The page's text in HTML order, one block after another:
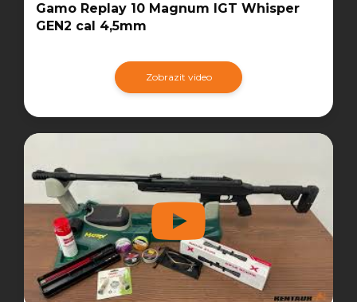
Gamo Replay 10 Magnum IGT Whisper
GEN2 cal 4,5mm
Zobrazit video